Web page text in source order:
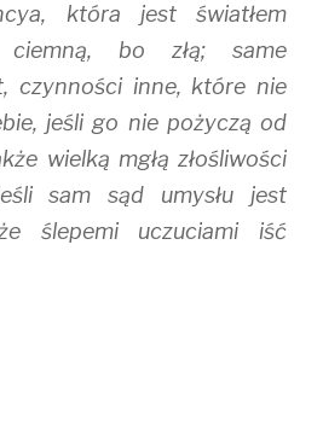
która jest światłem
ciemną, bo złą; same
czynności inne, które nie
jeśli go nie pożyczą od
wielką mgłą złośliwości
sam sąd umysłu jest
ślepemi uczuciami iść